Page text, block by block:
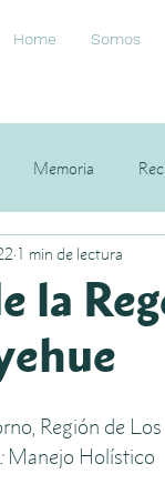
Home Somos
Memoria
la
1 min de lectura
Región de
Manejo Holístico